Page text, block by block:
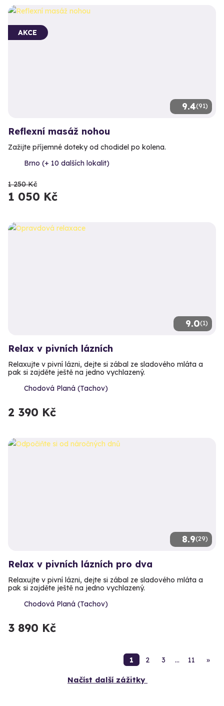
9.4(91)
AKCE
Reflexní masáž nohou
Zažijte příjemné doteky od chodidel po kolena.
Brno (+ 10 dalších lokalit)
1 250 Kč
1 050 Kč
9.0(1)
Relax v pivních lázních
Relaxujte v pivní lázni, dejte si zábal ze sladového mláta a
pak si zajděte ještě na jedno vychlazený.
Chodová Planá (Tachov)
2 390 Kč
8.9(29)
Relax v pivních lázních pro dva
Relaxujte v pivní lázni, dejte si zábal ze sladového mláta a
pak si zajděte ještě na jedno vychlazený.
Chodová Planá (Tachov)
3 890 Kč
1 2 3 … 11 »
Načíst další zážitky